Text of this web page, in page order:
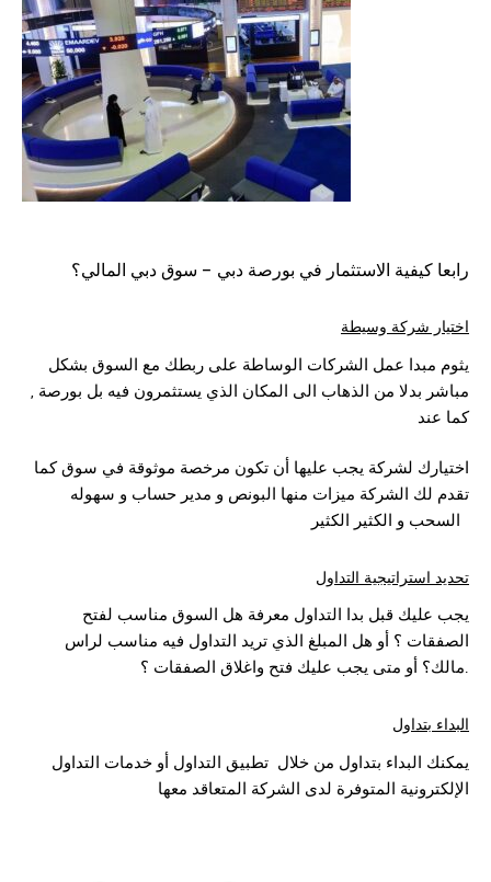
رابعا كيفية الاستثمار في بورصة دبي – سوق دبي المالي؟
اختيار شركة وسيطة
يثوم مبدا عمل الشركات الوساطة على ربطك مع السوق بشكل
مباشر بدلا من الذهاب الى المكان الذي يستثمرون فيه بل بورصة ,
كما عند
اختيارك لشركة يجب عليها أن تكون مرخصة موثوقة في سوق كما
تقدم لك الشركة ميزات منها البونص و مدير حساب و سهوله
تحديد استراتيجية التداول
يجب عليك قبل بدا التداول معرفة هل السوق مناسب لفتح
الصفقات ؟ أو هل المبلغ الذي تريد التداول فيه مناسب لراس
مالك؟ أو متى يجب عليك فتح واغلاق الصفقات ؟.
البداء بتداول
يمكنك البداء بتداول من خلال تطبيق التداول أو خدمات التداول
الإلكترونية المتوفرة لدى الشركة المتعاقد معها